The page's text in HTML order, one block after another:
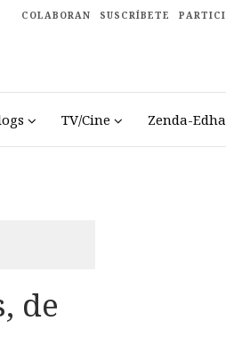
COLABORAN SUSCRÍBETE
TV/Cine Zenda-
de